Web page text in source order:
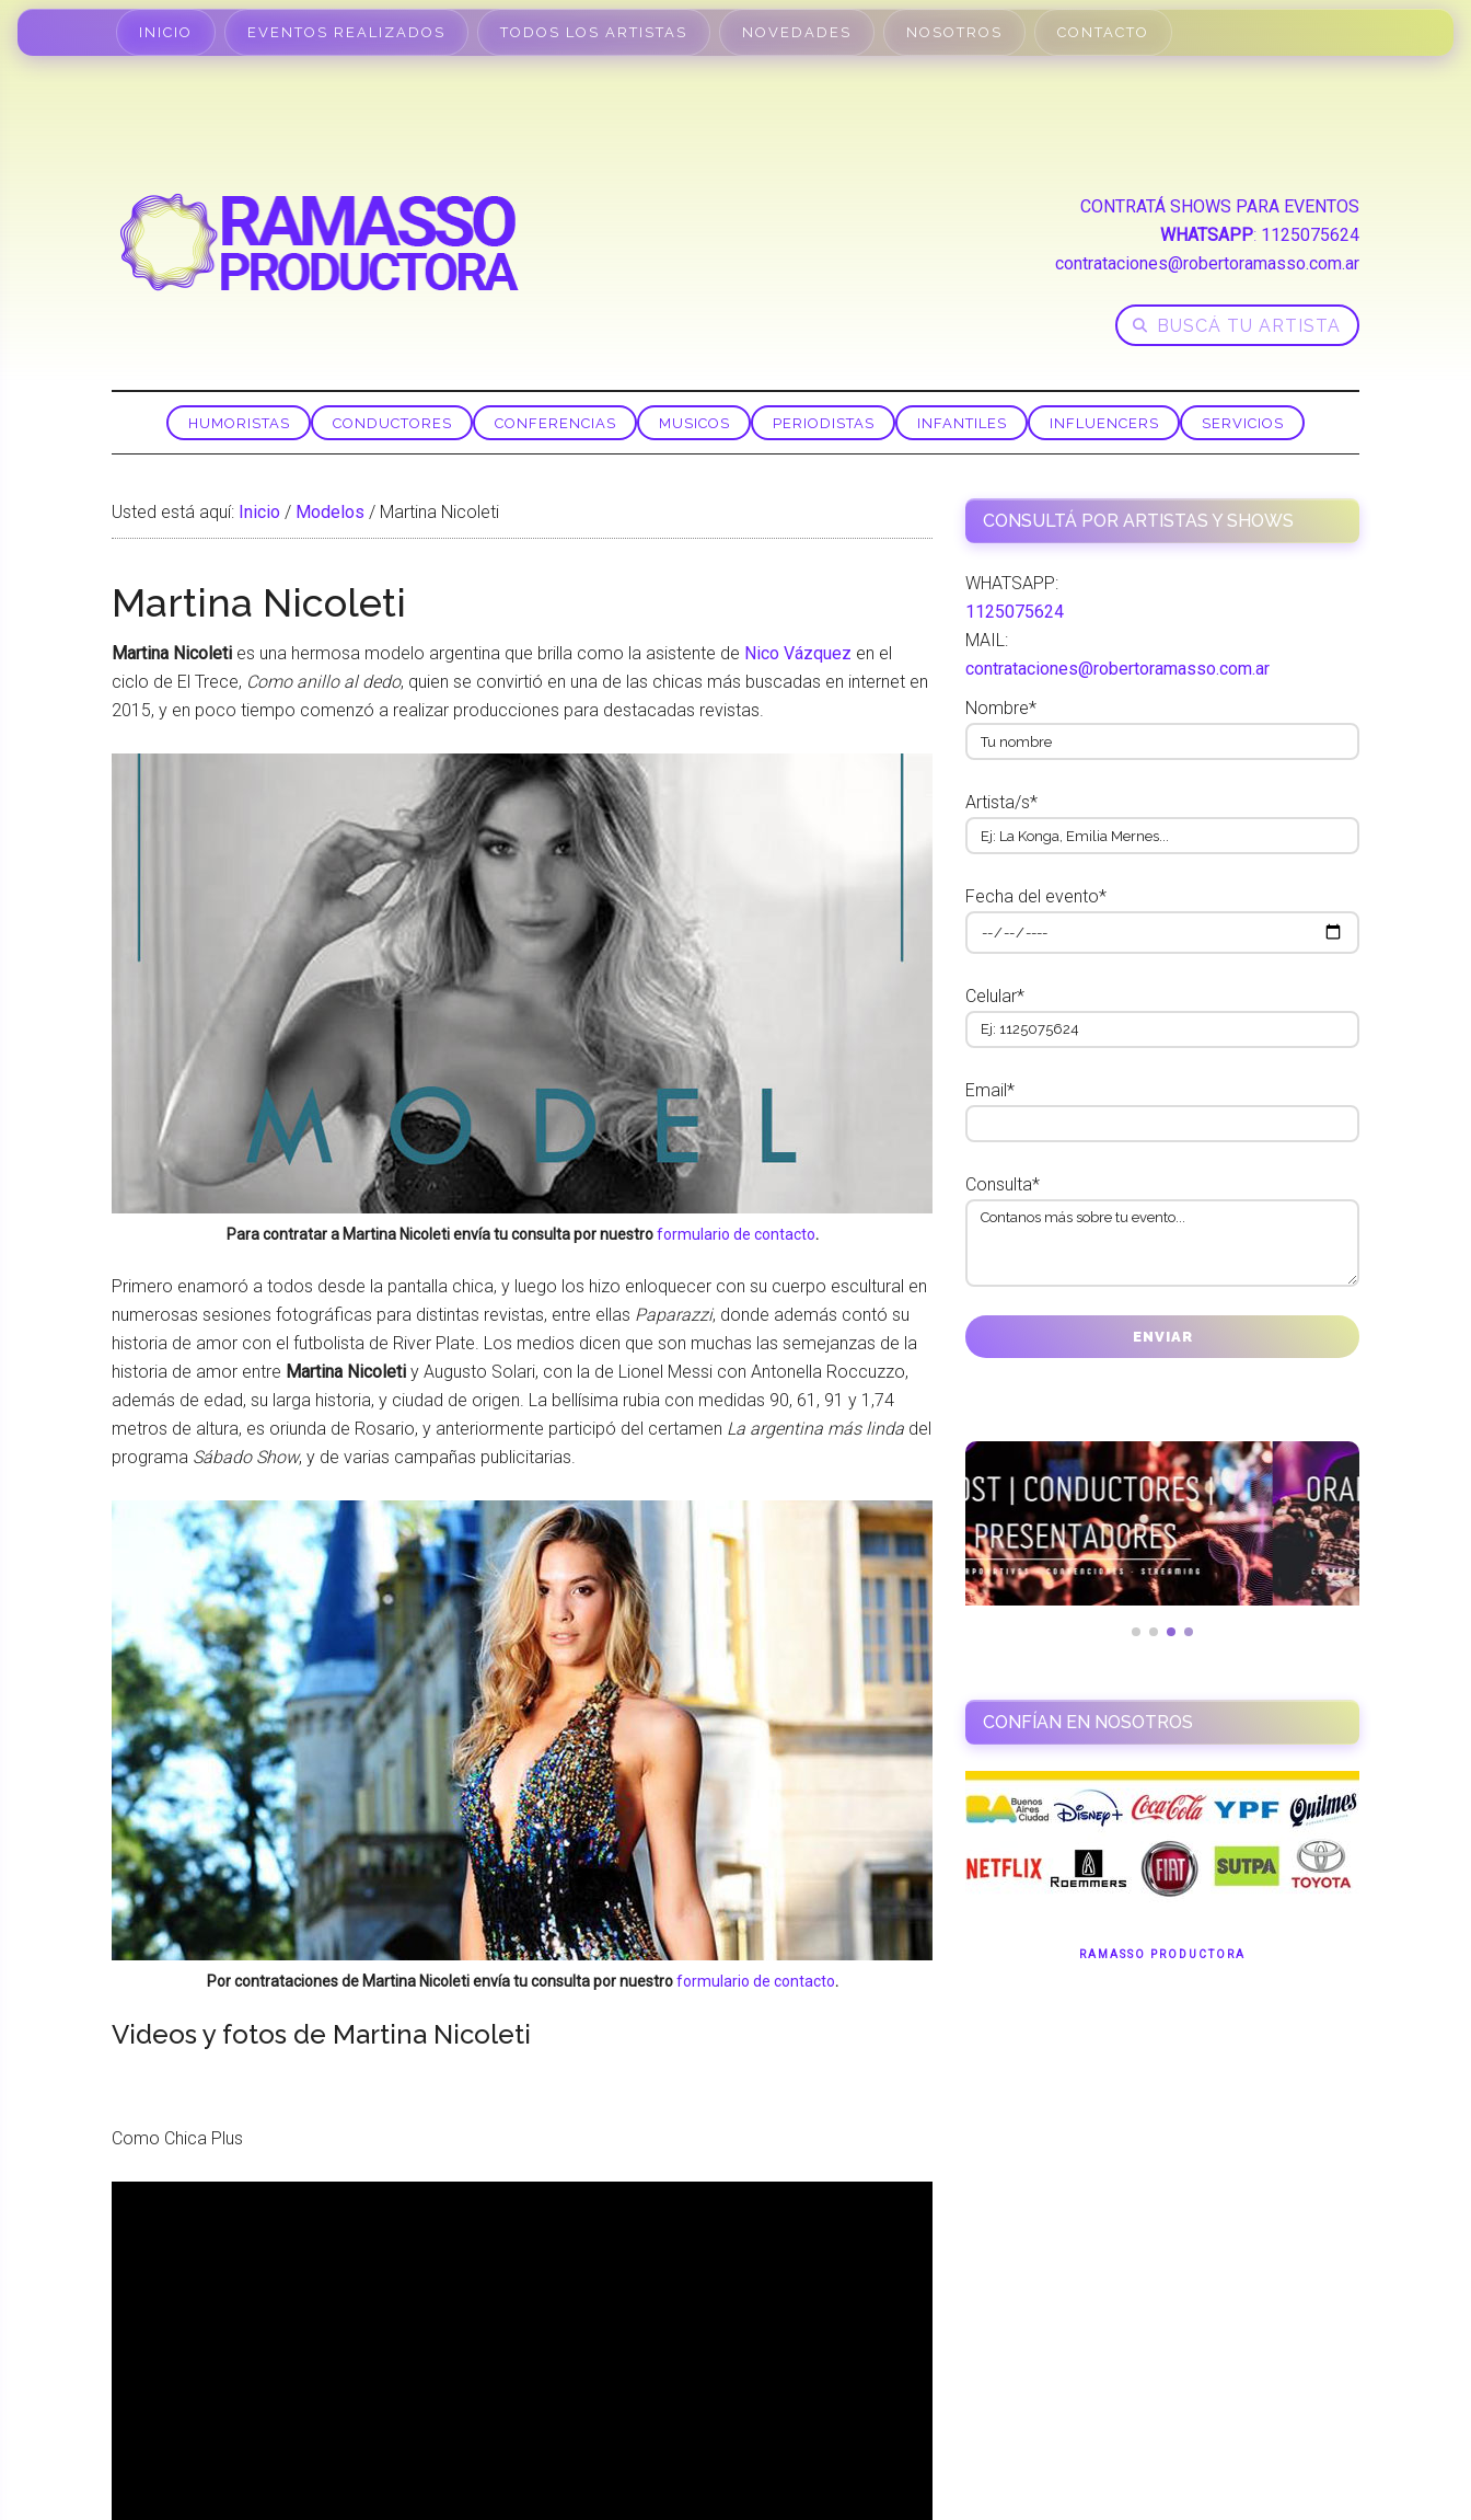
INICIO EVENTOS REALIZADOS TODOS LOS ARTISTAS NOVEDADES NOSOTROS CONTACTO
CONTRATÁ SHOWS PARA EVENTOS
WHATSAPP: 1125075624
contrataciones@robertoramasso.com.ar
HUMORISTAS CONDUCTORES CONFERENCIAS MUSICOS PERIODISTAS INFANTILES INFLUENCERS SERVICIOS
Usted está aquí: Inicio / Modelos / Martina Nicoleti
Martina Nicoleti
Martina Nicoleti es una hermosa modelo argentina que brilla como la asistente de Nico Vázquez en el
ciclo de El Trece, Como anillo al dedo, quien se convirtió en una de las chicas más buscadas en internet en
2015, y en poco tiempo comenzó a realizar producciones para destacadas revistas.
Para contratar a Martina Nicoletienvía tu consulta por nuestroformulario de contacto.
Primero enamoró a todos desde la pantalla chica, y luego los hizo enloquecer con su cuerpo escultural en
numerosas sesiones fotográficas para distintas revistas, entre ellas Paparazzi, donde además contó su
historia de amor con el futbolista de River Plate. Los medios dicen que son muchas las semejanzas de la
historia de amor entre Martina Nicoleti y Augusto Solari, con la de Lionel Messi con Antonella Roccuzzo,
además de edad, su larga historia, y ciudad de origen. La bellísima rubia con medidas 90, 61, 91 y 1,74
metros de altura, es oriunda de Rosario, y anteriormente participó del certamen La argentina más linda del
programa Sábado Show, y de varias campañas publicitarias.
Por contrataciones de Martina Nicoletienvía tu consulta por nuestroformulario de contacto.
Videos y fotos de Martina Nicoleti
Como Chica Plus
CONSULTÁ POR ARTISTAS Y SHOWS
WHATSAPP:
1125075624
MAIL:
contrataciones@robertoramasso.com.ar
Nombre*
Artista/s*
Fecha del evento*
Celular*
Email*
Consulta*
CONFÍAN EN NOSOTROS
RAMASSO PRODUCTORA